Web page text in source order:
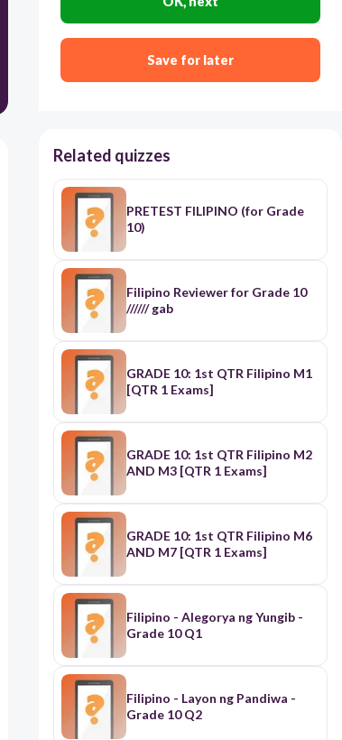
buhay na walang hanggan.
Upang labanan at talunin siya sa isang napakalaking
digmaan ng bayan.Save for later
Related quizzes
PRETEST FILIPINO (for Grade
10)
Filipino Reviewer for Grade 10
////// gab
GRADE 10: 1st QTR Filipino M1
[QTR 1 Exams]
GRADE 10: 1st QTR Filipino M2
AND M3 [QTR 1 Exams]
GRADE 10: 1st QTR Filipino M6
AND M7 [QTR 1 Exams]
Filipino - Alegorya ng Yungib -
Grade 10 Q1
Filipino - Layon ng Pandiwa -
Grade 10 Q2